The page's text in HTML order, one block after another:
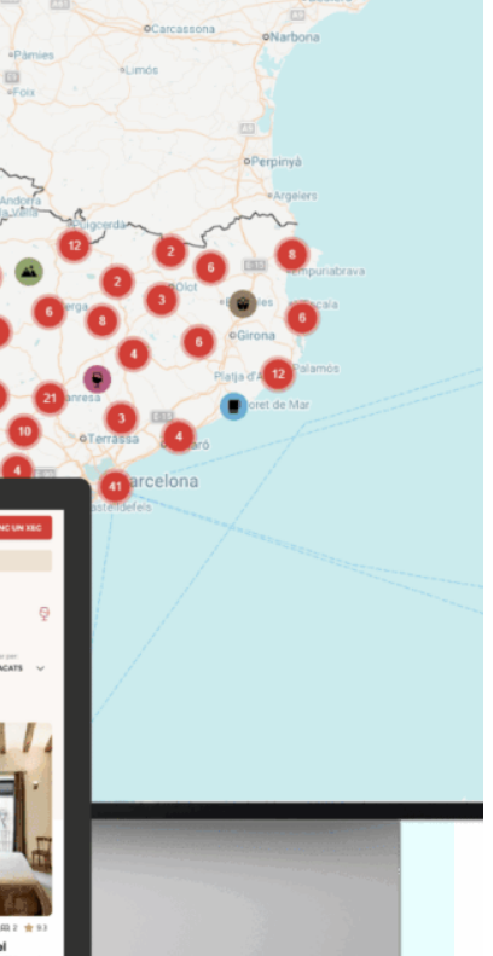
de descoberta de la plataforma Fent
vinculades a Catalunya. Permet
natura, cultura i benestar
filtres que faciliten adaptar la
zona geogràfica.
per criteris: explora
rang de preus,
: experiències
empreses i
de Catalunya.
a la
amb descripció,
i detalls pràctics.